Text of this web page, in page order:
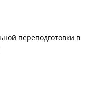
переподготовки в